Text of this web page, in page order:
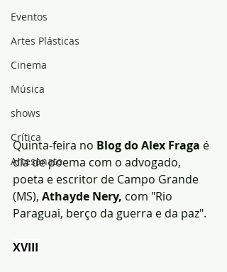
Eventos
Artes Plásticas
Cinema
Música
shows
Crítica
Artesanato
Quinta-feira no Blog do Alex Fraga é
dia de poema com o advogado,
poeta e escritor de Campo Grande
(MS), Athayde Nery, com "Rio
Paraguai, berço da guerra e da paz".
XVIII